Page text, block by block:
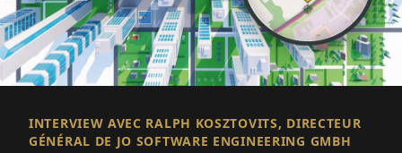
INTERVIEW AVEC RALPH KOSZTOVITS, DIRECTEUR
GÉNÉRAL DE JO SOFTWARE ENGINEERING GMBH